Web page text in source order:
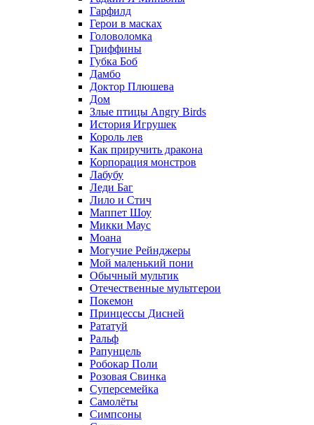
Гарфилд
Герои в масках
Головоломка
Гриффины
Губка Боб
Дамбо
Доктор Плюшева
Дом
Злые птицы Angry Birds
История Игрушек
Король лев
Как приручить дракона
Корпорация монстров
Лабубу
Леди Баг
Лило и Стич
Маппет Шоу
Микки Маус
Моана
Могучие Рейнджеры
Мой маленький пони
Обычный мультик
Отечественные мультгерои
Покемон
Принцессы Дисней
Рататуй
Ральф
Рапунцель
Робокар Поли
Розовая Свинка
Суперсемейка
Самолёты
Симпсоны